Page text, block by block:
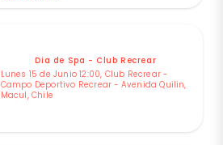
Dia de Spa - Club Recrear
Lunes 15 de Junio 12:00, Club Recrear -
Campo Deportivo Recrear - Avenida Quilin,
Macul, Chile